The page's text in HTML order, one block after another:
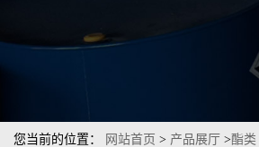
您当前的位置： 网站首页 > 产品展厅 >酯类